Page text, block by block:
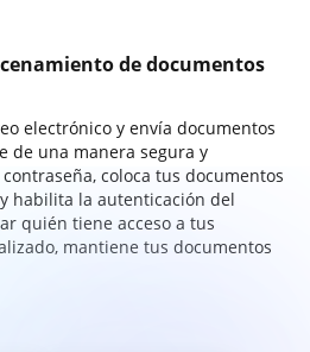
de documentos
electrónico y envía documentos
de una manera segura y
coloca tus documentos
habilita la autenticación del
quién tiene acceso a tus
mantiene tus documentos